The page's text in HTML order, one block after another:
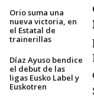
Orio suma una
nueva victoria, en
el Estatal de
trainerillas
Díaz Ayuso bendice
el debut de las
ligas Eusko Label y
Euskotren